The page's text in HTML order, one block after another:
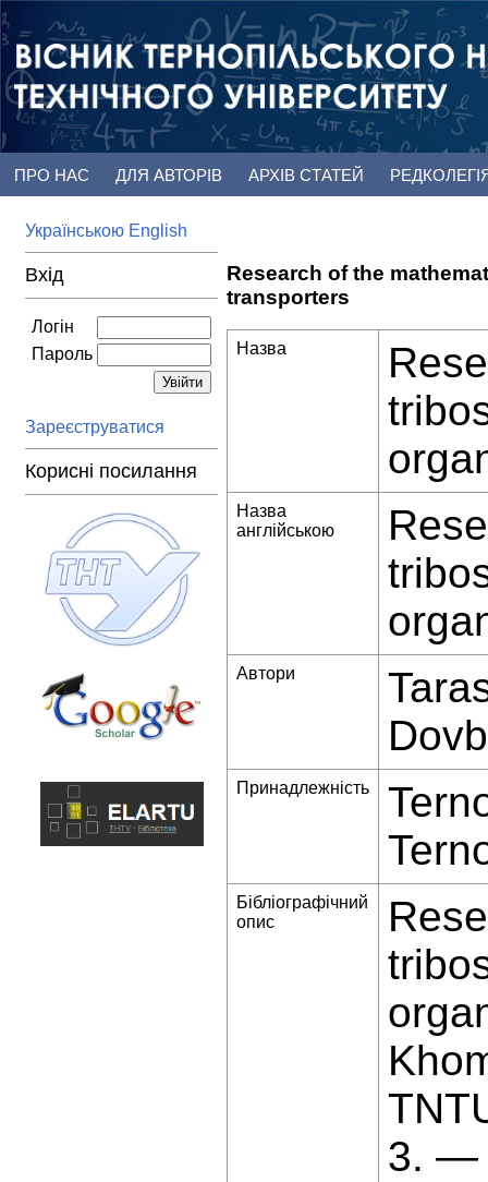
ПРО НАС ДЛЯ АВТОРІВ АРХІВ СТАТЕЙ
Українською English
Вхід
Логін
Пароль
Зареєструватися
Корисні посилання
Research of the
transporters
Назва
Назва
англійською
Автори
Принадлежність
Бібліографічний
опис
3. —